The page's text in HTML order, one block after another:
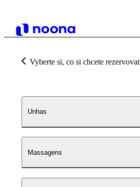
Vyberte si, co si chcete rezervovat
Unhas
Massagens